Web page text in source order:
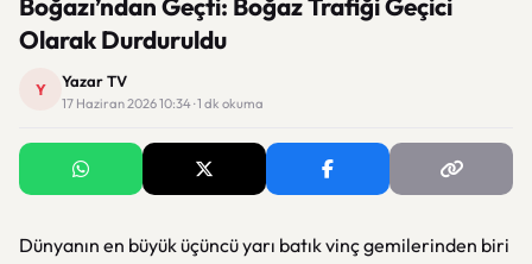
Olarak Durduruldu
Y Yazar TV
17 Haziran 2026 10:34 · 1 dk okuma
Dünyanın en büyük üçüncü yarı batık vinç gemilerinden biri